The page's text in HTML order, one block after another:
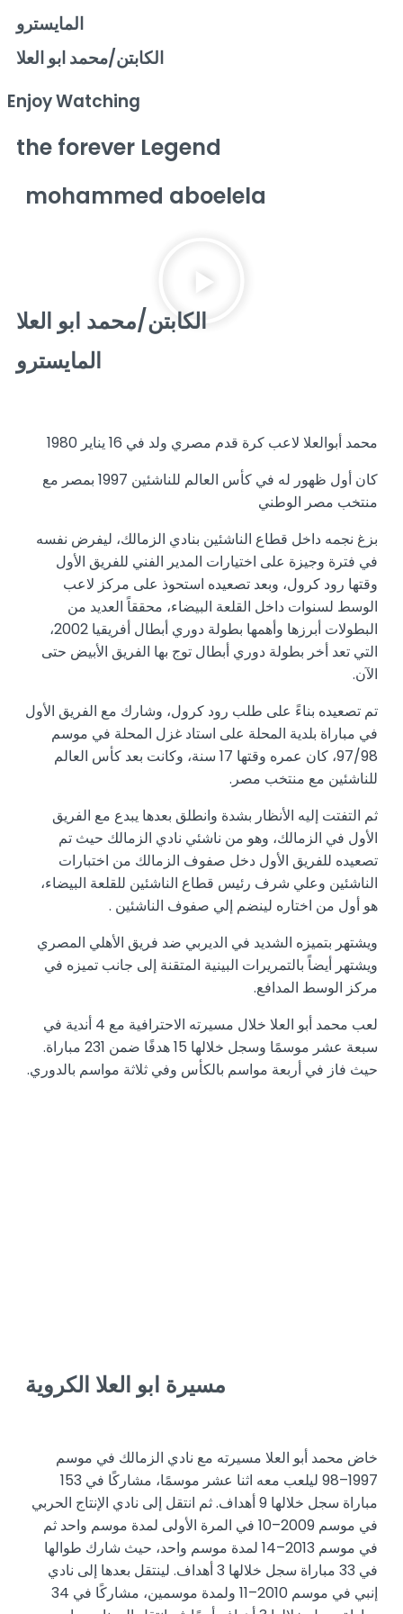
المايسترو
الكابتن/محمد ابو العلا
Enjoy Watching
the forever Legend
mohammed aboelela
الكابتن/محمد ابو العلا
المايسترو
محمد أبوالعلا لاعب كرة قدم مصري ولد في 16 يناير 1980
كان أول ظهور له في كأس العالم للناشئين 1997 بمصر مع
منتخب مصر الوطني
بزغ نجمه داخل قطاع الناشئين بنادي الزمالك، ليفرض نفسه
في فترة وجيزة على اختيارات المدير الفني للفريق الأول
وقتها رود كرول، وبعد تصعيده استحوذ على مركز لاعب
الوسط لسنوات داخل القلعة البيضاء، محققاً العديد من
البطولات أبرزها وأهمها بطولة دوري أبطال أفريقيا 2002،
التي تعد أخر بطولة دوري أبطال توج بها الفريق الأبيض حتى
الآن.
تم تصعيده بناءً على طلب رود كرول، وشارك مع الفريق الأول
في مباراة بلدية المحلة على استاد غزل المحلة في موسم
97/98، كان عمره وقتها 17 سنة، وكانت بعد كأس العالم
للناشئين مع منتخب مصر.
ثم التفتت إليه الأنظار بشدة وانطلق بعدها يبدع مع الفريق
الأول في الزمالك، وهو من ناشئي نادي الزمالك حيث تم
تصعيده للفريق الأول دخل صفوف الزمالك من اختبارات
الناشئين وعلي شرف رئيس قطاع الناشئين للقلعة البيضاء،
هو أول من اختاره لينضم إلي صفوف الناشئين .
ويشتهر بتميزه الشديد في الديربي ضد فريق الأهلي المصري
ويشتهر أيضاً بالتمريرات البينية المتقنة إلى جانب تميزه في
مركز الوسط المدافع.
لعب محمد أبو العلا خلال مسيرته الاحترافية مع 4 أندية في
سبعة عشر موسمًا وسجل خلالها 15 هدفًا ضمن 231 مباراة.
حيث فاز في أربعة مواسم بالكأس وفي ثلاثة مواسم بالدوري.
مسيرة ابو العلا الكروية
خاض محمد أبو العلا مسيرته مع نادي الزمالك في موسم
1997–98 ليلعب معه اثنا عشر موسمًا، مشاركًا في 153
مباراة سجل خلالها 9 أهداف. ثم انتقل إلى نادي الإنتاج الحربي
في موسم 2009–10 في المرة الأولى لمدة موسم واحد ثم
في موسم 2013–14 لمدة موسم واحد، حيث شارك طوالها
في 33 مباراة سجل خلالها 3 أهداف. لينتقل بعدها إلى نادي
إنبي في موسم 2010–11 ولمدة موسمين، مشاركًا في 34